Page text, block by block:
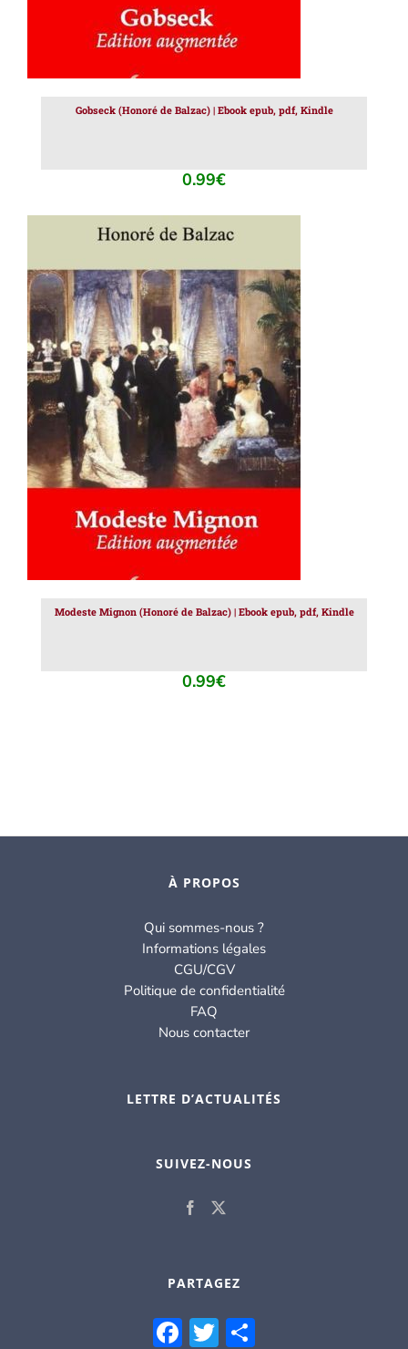
Gobseck (Honoré de Balzac) | Ebook epub, pdf, Kindle
0.99€
AJOUTER AU PANIER / DÉTAILS
Modeste Mignon (Honoré de Balzac) | Ebook epub, pdf, Kindle
0.99€
À PROPOS
Qui sommes-nous ?
Informations légales
CGU/CGV
Politique de confidentialité
FAQ
Nous contacter
LETTRE D’ACTUALITÉS
SUIVEZ-NOUS
PARTAGEZ
Facebook
Twitter